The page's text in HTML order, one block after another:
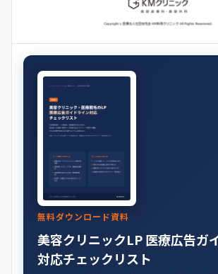
無料ダウンロード資料
美容クリニックLP 医療広告ガ
対応チェックリスト